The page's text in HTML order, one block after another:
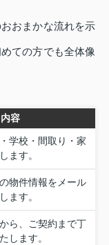
おまかな流れを示
ての方でも全体像
内容
学校・間取り・家
ます。
物件情報をメール
ます。
ら、ご契約まで丁
します。